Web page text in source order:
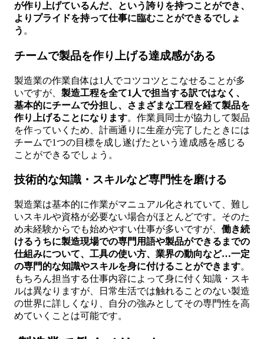
が作り上げているんだ、という誇りを持つことができ、
よりプライドを持って仕事に臨むことができるでしょ
う 。
チームで製品を作り上げる達成感がある
製造業の作業自体は1人でコツコツとこなせることが多
いですが、 製造工程を全て1人で担当する訳ではなく、
基本的にチームで分担し、さまざまな工程を経て製品を
作り上げることになります。作業員同士が協力して製品
を作っていくため、計画通りに生産が完了したときには
チームで1つの目標を成し遂げたという達成感を感じる
ことができるでしょう。
技術的な知識・スキルなど専門性を磨ける
製造業は基本的に作業がマニュアル化されていて、難し
いスキルや資格が必要ない場合がほとんどです。そのた
め未経験からでも始めやすい仕事が多いですが、 働き続
けるうちに製造現場での専門用語や製品ができるまでの
仕組みについて、工具の使い方、業界の動向など…一定
の専門的な知識やスキルを身に付けることができます。
もちろん担当する仕事内容によって身に付く知識・スキ
ルは異なりますが、日常生活では触れることのない製造
の世界に詳しくなり、自分の強みとしてその専門性を高
めていくことは可能です。